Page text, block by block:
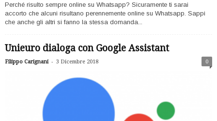
Perché risulto sempre online su Whatsapp? Sicuramente ti sarai
accorto che alcuni risultano perennemente online su Whatsapp. Sappi
che anche gli altri si fanno la stessa domanda...
Unieuro dialoga con Google Assistant
Filippo Carignani - 3 Dicembre 2018 0